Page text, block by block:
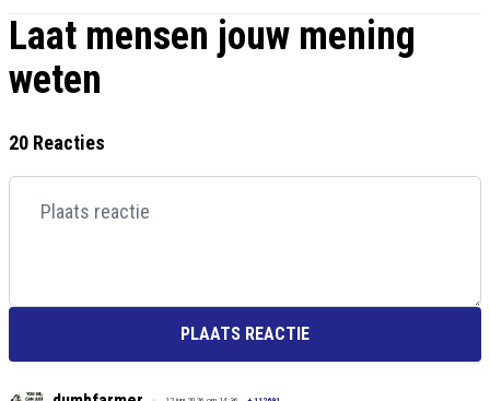
Laat mensen jouw mening
weten
20 Reacties
PLAATS REACTIE